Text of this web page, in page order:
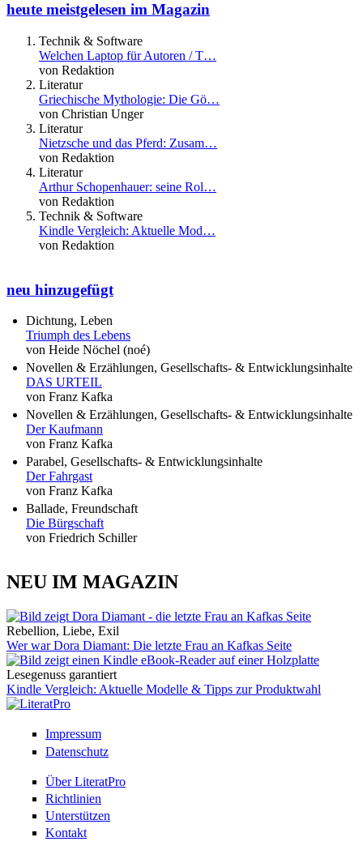
heute meistgelesen im Magazin
Technik & Software
Welchen Laptop für Autoren / T…
von Redaktion
Literatur
Griechische Mythologie: Die Gö…
von Christian Unger
Literatur
Nietzsche und das Pferd: Zusam…
von Redaktion
Literatur
Arthur Schopenhauer: seine Rol…
von Redaktion
Technik & Software
Kindle Vergleich: Aktuelle Mod…
von Redaktion
neu hinzugefügt
Dichtung, Leben
Triumph des Lebens
von Heide Nöchel (noé)
Novellen & Erzählungen, Gesellschafts- & Entwicklungsinhalte
DAS URTEIL
von Franz Kafka
Novellen & Erzählungen, Gesellschafts- & Entwicklungsinhalte
Der Kaufmann
von Franz Kafka
Parabel, Gesellschafts- & Entwicklungsinhalte
Der Fahrgast
von Franz Kafka
Ballade, Freundschaft
Die Bürgschaft
von Friedrich Schiller
NEU IM MAGAZIN
Rebellion, Liebe, Exil
Wer war Dora Diamant: Die letzte Frau an Kafkas Seite
Lesegenuss garantiert
Kindle Vergleich: Aktuelle Modelle & Tipps zur Produktwahl
Impressum
Datenschutz
Über LiteratPro
Richtlinien
Unterstützen
Kontakt